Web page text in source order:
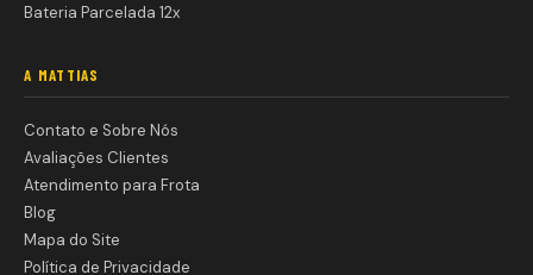
Bateria Parcelada 12x
A MATTIAS
Contato e Sobre Nós
Avaliações Clientes
Atendimento para Frota
Blog
Mapa do Site
Política de Privacidade